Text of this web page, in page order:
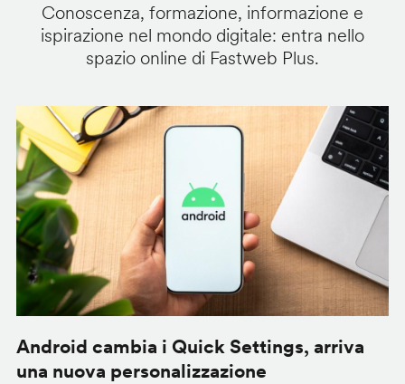
Conoscenza, formazione, informazione e
ispirazione nel mondo digitale: entra nello
spazio online di Fastweb Plus.
Android cambia i Quick Settings, arriva
una nuova personalizzazione